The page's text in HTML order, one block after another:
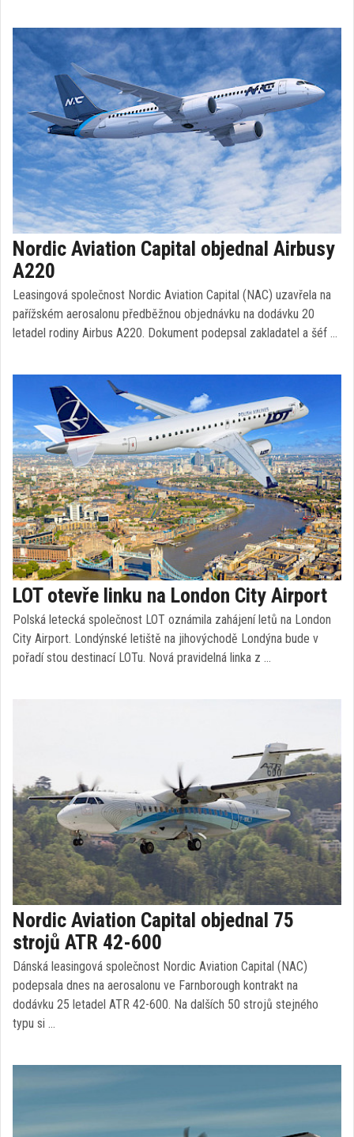
Nordic Aviation Capital objednal Airbusy
A220
Leasingová společnost Nordic Aviation Capital (NAC) uzavřela na
pařížském aerosalonu předběžnou objednávku na dodávku 20
letadel rodiny Airbus A220. Dokument podepsal zakladatel a šéf …
LOT otevře linku na London City Airport
Polská letecká společnost LOT oznámila zahájení letů na London
City Airport. Londýnské letiště na jihovýchodě Londýna bude v
pořadí stou destinací LOTu. Nová pravidelná linka z …
Nordic Aviation Capital objednal 75
strojů ATR 42-600
Dánská leasingová společnost Nordic Aviation Capital (NAC)
podepsala dnes na aerosalonu ve Farnborough kontrakt na
dodávku 25 letadel ATR 42-600. Na dalších 50 strojů stejného
typu si …